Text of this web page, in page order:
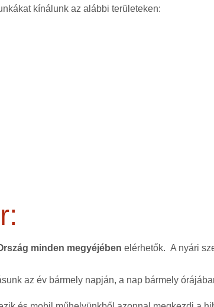
kínálunk az alábbi területeken:
minden megyéjében elérhetők. A nyári
az év bármely napján, a nap bármely